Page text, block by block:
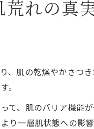
肌荒れとアルコールの
アルコールが肌荒れを
飲酒後に現れる肌荒れの
の肌荒れを防ぐため
飲酒後の肌荒れ対策は
れの真
、肌の乾燥やかさつ
。
て、肌のバリア機能
一層肌状態への影